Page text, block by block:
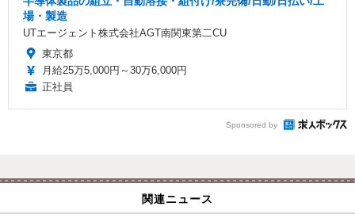
場・製造
UTエージェント株式会社AGT南関東第二CU
東京都
月給25万5,000円～30万6,000円
正社員
Sponsored by
関連ニュース